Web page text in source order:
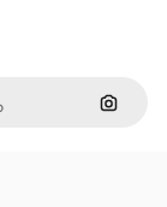
画像で